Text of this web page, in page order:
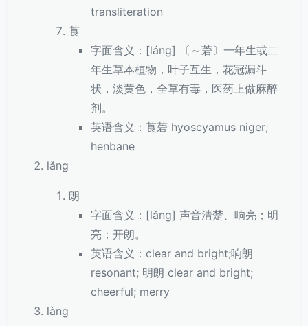
transliteration
莨
字面含义：[láng] 〔～菪〕一年生或二
年生草本植物，叶子互生，花冠漏斗
状，淡黄色，全草有毒，医药上做麻醉
剂。
英语含义：莨菪 hyoscyamus niger;
henbane
lǎng
朗
字面含义：[lǎng] 声音清楚、响亮；明
亮；开朗。
英语含义：clear and bright;响朗
resonant; 明朗 clear and bright;
cheerful; merry
làng